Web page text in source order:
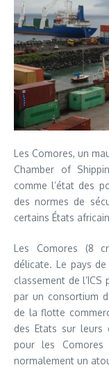
Les Comores, un
Chamber of
comme l’état des
des normes de
certains États
Les Comores (8
délicate. Le pays
classement de l’ICS
par un consortium
de la flotte
des Etats sur leurs
pour les
normalement un